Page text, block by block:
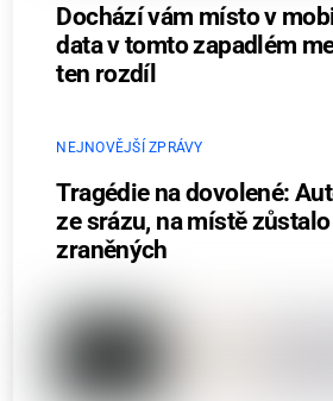
Dochází vám místo v
data v tomto zapadlém
ten rozdíl
NEJNOVĚJŠÍ ZPRÁVY
Tragédie na dovolené:
ze srázu, na místě
zraněných